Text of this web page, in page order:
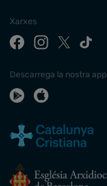
Xarxes
Descarrega la nostra app